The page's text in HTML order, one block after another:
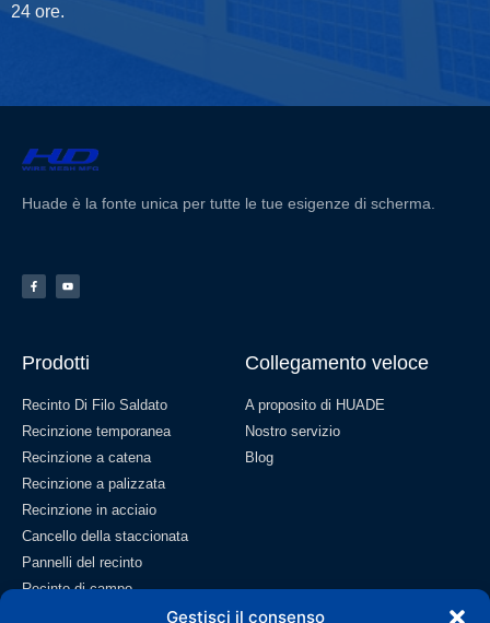
Gestisci il consenso
24 ore.
Huade è la fonte unica per tutte le tue esigenze di scherma.
Prodotti
Recinto Di Filo Saldato
Recinzione temporanea
Recinzione a catena
Recinzione a palizzata
Recinzione in acciaio
Cancello della staccionata
Pannelli del recinto
Recinto di campo
Collegamento veloce
A proposito di HUADE
Nostro servizio
Blog